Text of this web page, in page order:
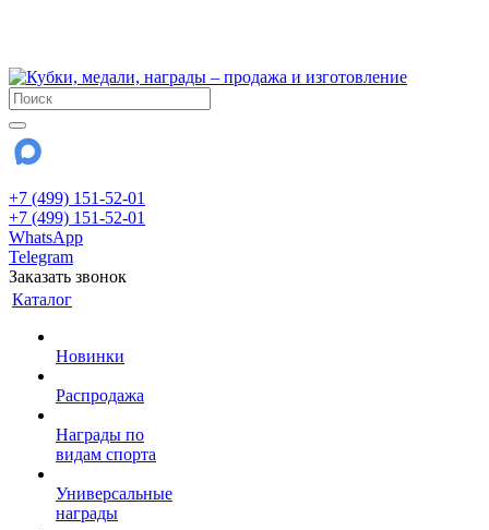
+7 (499) 151-52-01
+7 (499) 151-52-01
WhatsApp
Telegram
Заказать звонок
Каталог
Новинки
Распродажа
Награды по
видам спорта
Универсальные
награды